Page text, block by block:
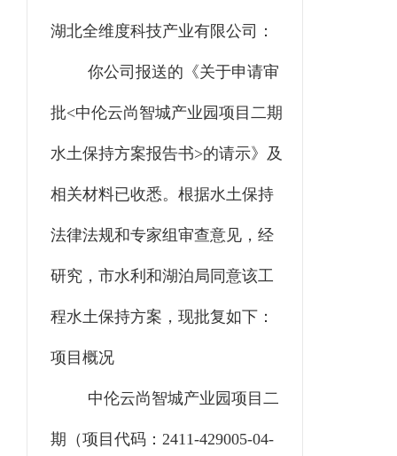
湖北全维度科技产业有限公司 ：
你公司报送的《关于申请审
批<中伦云尚智城产业园项目二期
水土保持方案报告书>的请示》及
相关材料已收悉。 根据水土保持
法律法规和专家组审查意见，经
研究， 市水利和湖泊局同意该工
程水土保持方案， 现批复如下：
项目概况
中伦云尚智城产业园项目二
期 （项目代码： 2411-429005-04-